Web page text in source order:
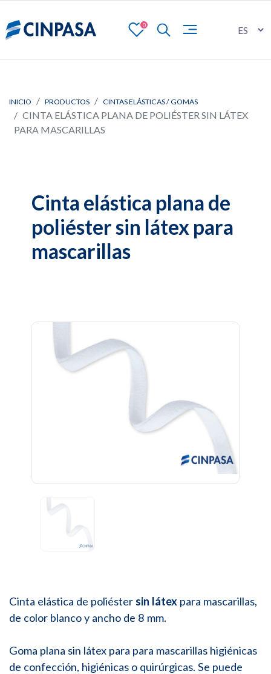
0
INICIO PRODUCTOS CINTAS ELÁSTICAS / GOMAS
CINTA ELÁSTICA PLANA DE POLIÉSTER SIN LÁTEX
PARA MASCARILLAS
Cinta elástica plana de
poliéster sin látex para
mascarillas
Cinta elástica de poliéstersin látex para mascarillas,
de color blanco y ancho de 8 mm.
Goma plana sin látex para para mascarillas higiénicas
de confección, higiénicas o quirúrgicas. Se puede